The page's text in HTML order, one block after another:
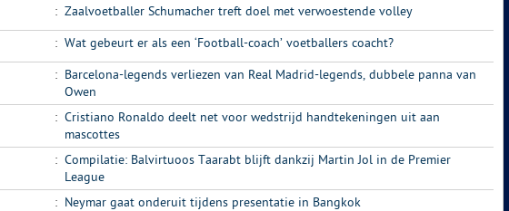
: Zaalvoetballer Schumacher treft doel met verwoestende volley
: Wat gebeurt er als een ‘Football-coach’ voetballers coacht?
: Barcelona-legends verliezen van Real Madrid-legends, dubbele panna van
Owen
: Cristiano Ronaldo deelt net voor wedstrijd handtekeningen uit aan
mascottes
: Compilatie: Balvirtuoos Taarabt blijft dankzij Martin Jol in de Premier
League
: Neymar gaat onderuit tijdens presentatie in Bangkok